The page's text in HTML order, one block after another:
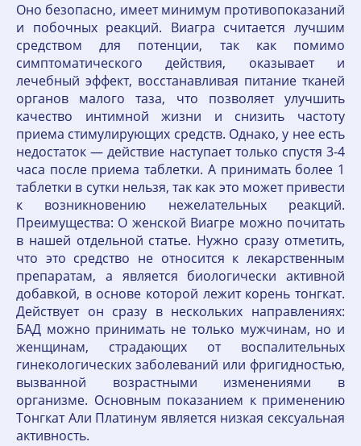
Оно безопасно, имеет минимум противопоказаний
и побочных реакций. Виагра считается лучшим
средством для потенции, так как помимо
симптоматического действия, оказывает и
лечебный эффект, восстанавливая питание тканей
органов малого таза, что позволяет улучшить
качество интимной жизни и снизить частоту
приема стимулирующих средств. Однако, у нее есть
недостаток — действие наступает только спустя 3-4
часа после приема таблетки. А принимать более 1
таблетки в сутки нельзя, так как это может привести
к возникновению нежелательных реакций.
Преимущества: О женской Виагре можно почитать
в нашей отдельной статье. Нужно сразу отметить,
что это средство не относится к лекарственным
препаратам, а является биологически активной
добавкой, в основе которой лежит корень тонгкат.
Действует он сразу в нескольких направлениях:
БАД можно принимать не только мужчинам, но и
женщинам, страдающих от воспалительных
гинекологических заболеваний или фригидностью,
вызванной возрастными изменениями в
организме. Основным показанием к применению
Тонгкат Али Платинум является низкая сексуальная
активность.